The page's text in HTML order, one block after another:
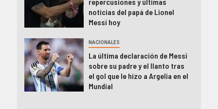
noticias del papá de Lionel
Messi hoy
NACIONALES
La última declaración de Messi
sobre su padre y el llanto tras
el gol que le hizo a Argelia en el
Mundial